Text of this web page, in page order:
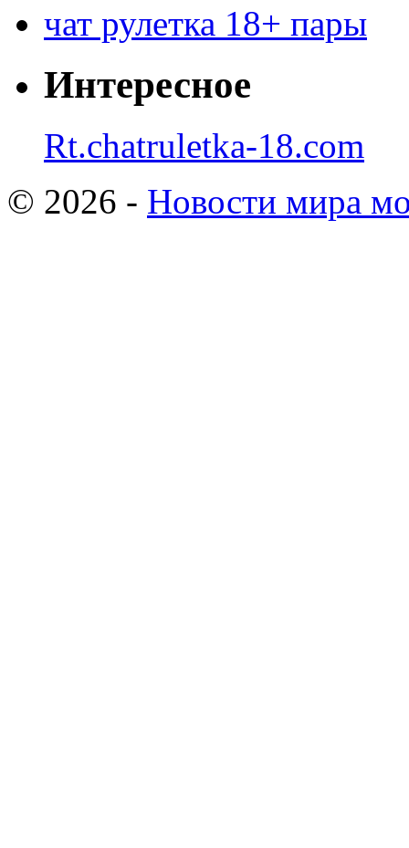
чат рулетка 18+ пары
Интересное
Rt.chatruletka-18.com
© 2026 - Новости мира